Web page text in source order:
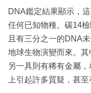
DNA鑑定結果顯示，
任何已知物種。碳14
且有三分之一的DNA
地球生物演變而來。其
另一具則有稀有金屬
上引起許多質疑，甚